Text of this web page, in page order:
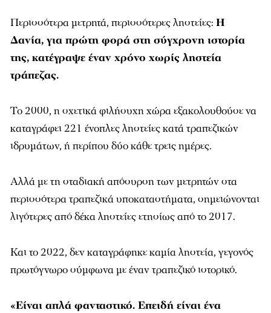
Περισσότερα μετρητά, περισσότερες ληστείες: Η
Δανία, για πρώτη φορά στη σύγχρονη ιστορία
της, κατέγραψε έναν χρόνο χωρίς ληστεία
τράπεζας.
Το 2000, η σχετικά φιλήσυχη χώρα εξακολουθούσε να
καταγράφει 221 ένοπλες ληστείες κατά τραπεζικών
ιδρυμάτων, ή περίπου δύο κάθε τρεις ημέρες.
Αλλά με τη σταδιακή απόσυρση των μετρητών στα
περισσότερα τραπεζικά υποκαταστήματα, σημειώνονται
λιγότερες από δέκα ληστείες ετησίως από το 2017.
Και το 2022, δεν καταγράφηκε καμία ληστεία, γεγονός
πρωτόγνωρο σύμφωνα με έναν τραπεζικό ιστορικό.
«Είναι απλά φανταστικό. Επειδή είναι ένα